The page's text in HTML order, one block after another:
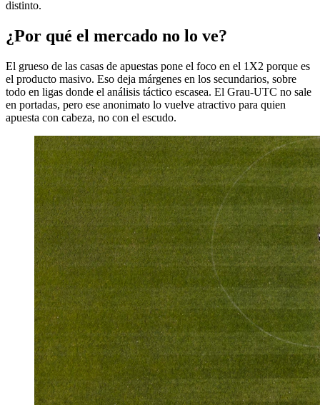
distinto.
¿Por qué el mercado no lo ve?
El grueso de las casas de apuestas pone el foco en el 1X2 porque es
el producto masivo. Eso deja márgenes en los secundarios, sobre
todo en ligas donde el análisis táctico escasea. El Grau-UTC no sale
en portadas, pero ese anonimato lo vuelve atractivo para quien
apuesta con cabeza, no con el escudo.